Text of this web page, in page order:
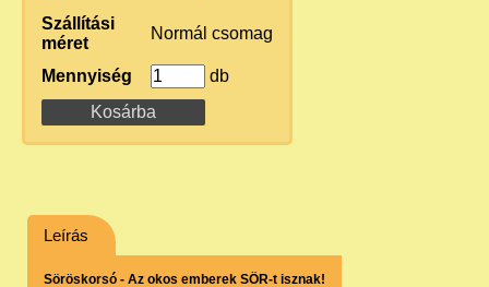
Szállítási
méret
Normál csomag
Mennyiség db
Leírás
Söröskorsó - Az okos emberek SÖR-t isznak!